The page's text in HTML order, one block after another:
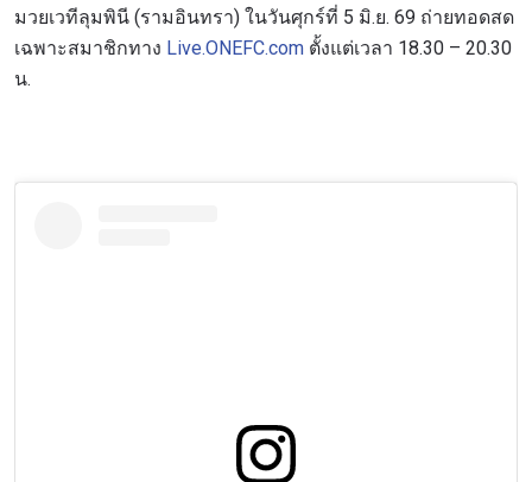
มวยเวทีลุมพินี (รามอินทรา) ในวันศุกร์ที่ 5 มิ.ย. 69 ถ่ายทอดสด
เฉพาะสมาชิกทาง Live.ONEFC.com ตั้งแต่เวลา 18.30 – 20.30
น.